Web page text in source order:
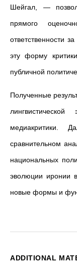
Шейгал, —
прямого
ответственности
эту форму
публичной
Полученные
медиакритики.
сравнительном
национальных
эволюции иронии
новые формы и
ADDITIONAL